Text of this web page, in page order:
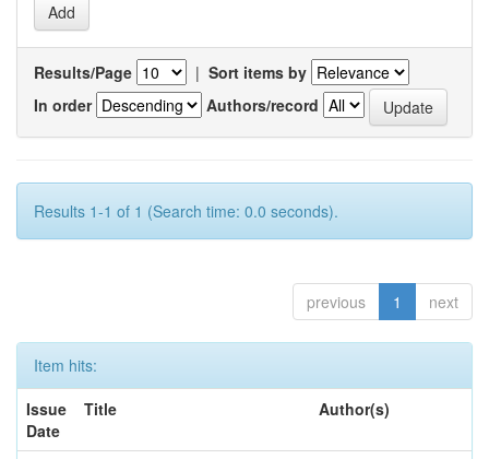
Results/Page | Sort items by
In order
Authors/record
Results 1-1 of 1 (Search time: 0.0 seconds).
previous 1 next
Item hits:
Issue
Date
Title Author(s)